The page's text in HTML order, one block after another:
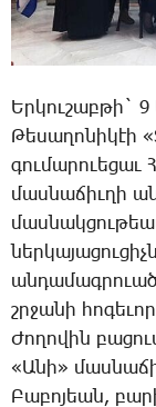
Եր­կու­շաբ­թի` 9
­Թե­սա­ղո­նի­կէի
գու­մա­րո­ւե­ցաւ
մաս­նա­ճիւ­ղի
ան­դա­մագրո­ւած
շրջա­նի հո­գե­ւոր
­Ժո­ղո­վին
«Ա­նի»
­Բա­բո­յեան,